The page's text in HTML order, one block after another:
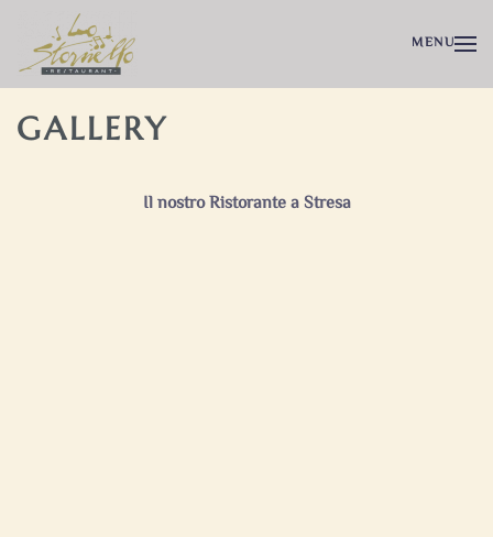
MENU
GALLERY
Il nostro Ristorante a Stresa